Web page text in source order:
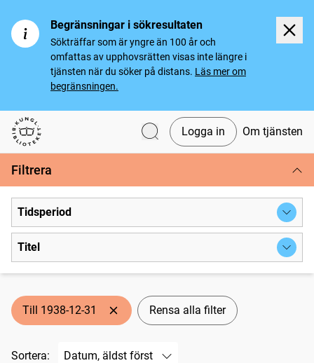
Begränsningar i sökresultaten
Sökträffar som är yngre än 100 år och
omfattas av upphovsrätten visas inte längre i
tjänsten när du söker på distans. Läs mer om
begränsningen.
Svenska tidningar
Logga in Om tjänsten
Filtrera
Tidsperiod
Titel
Till 1938-12-31 Rensa alla filter
Sortera: